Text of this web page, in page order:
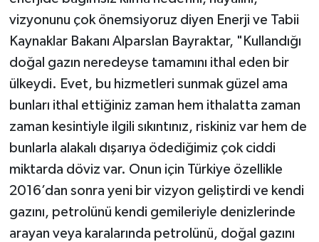
vizyonunu çok önemsiyoruz diyen Enerji ve Tabii
Kaynaklar Bakanı Alparslan Bayraktar, "Kullandığı
doğal gazın neredeyse tamamını ithal eden bir
ülkeydi. Evet, bu hizmetleri sunmak güzel ama
bunları ithal ettiğiniz zaman hem ithalatta zaman
zaman kesintiyle ilgili sıkıntınız, riskiniz var hem de
bunlarla alakalı dışarıya ödediğimiz çok ciddi
miktarda döviz var. Onun için Türkiye özellikle
2016’dan sonra yeni bir vizyon geliştirdi ve kendi
gazını, petrolünü kendi gemileriyle denizlerinde
arayan veya karalarında petrolünü, doğal gazını